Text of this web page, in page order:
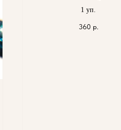
формы) для акрила
1 уп.
360 р.